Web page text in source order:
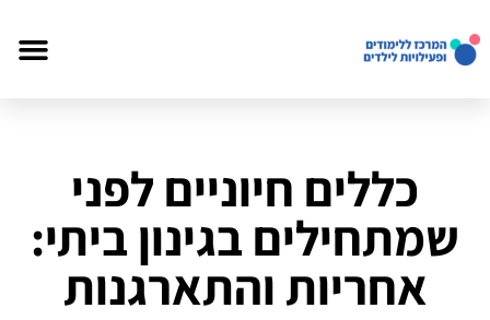
כללים חיוניים לפני
שמתחילים בגינון ביתי:
אחריות והתארגנות